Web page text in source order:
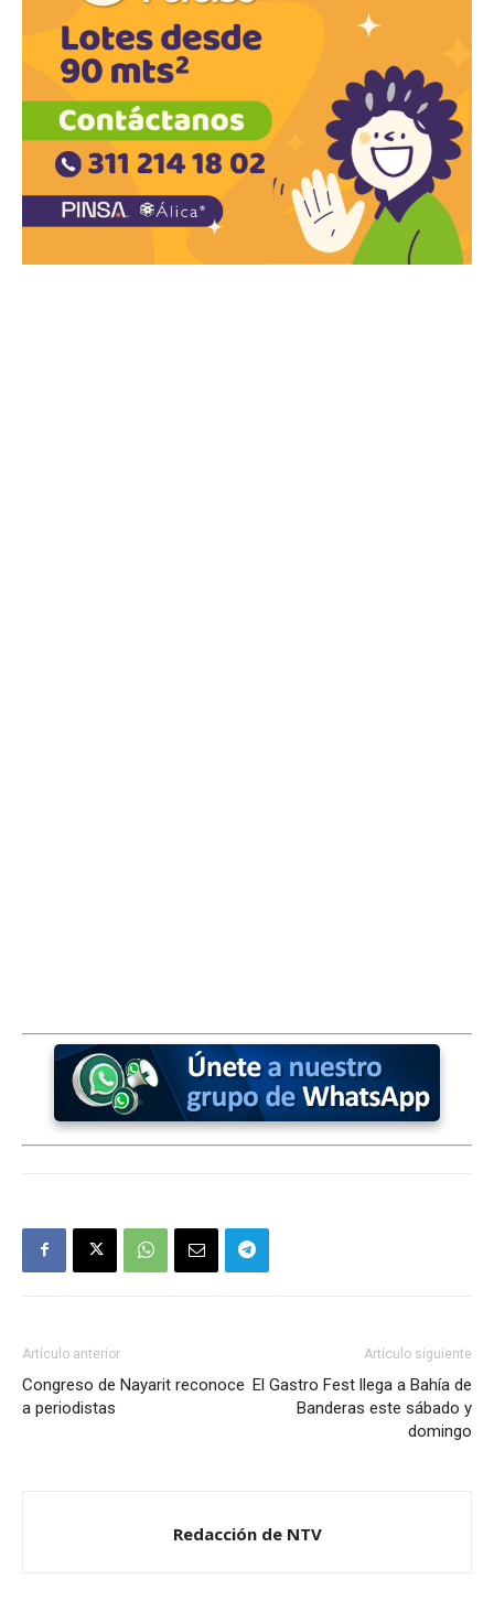
Artículo anterior
Congreso de Nayarit reconoce
a periodistas
Artículo siguiente
El Gastro Fest llega a Bahía de
Banderas este sábado y
domingo
Redacción de NTV